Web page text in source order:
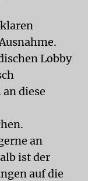
Lobby
diese
an
ist der
auf die